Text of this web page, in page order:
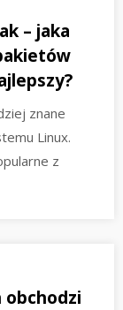
– jaka
znane
Linux.
z
obchodzi